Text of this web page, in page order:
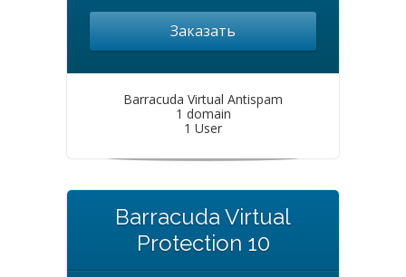
Заказать
Barracuda Virtual Antispam
1 domain
1 User
Barracuda Virtual
Protection 10